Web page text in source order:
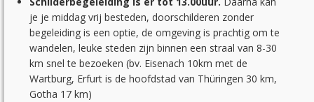
je je middag vrij besteden, doorschilderen zonder
begeleiding is een optie, de omgeving is prachtig om te
wandelen, leuke steden zijn binnen een straal van 8-30
km snel te bezoeken (bv. Eisenach 10km met de
Wartburg, Erfurt is de hoofdstad van Thüringen 30 km,
Gotha 17 km)